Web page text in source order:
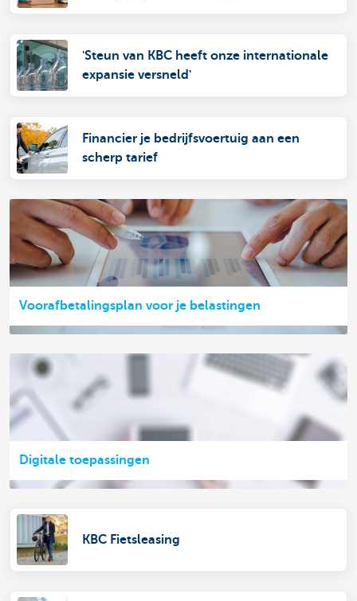
'Steun van KBC heeft onze internationale
expansie versneld'
Financier je bedrijfsvoertuig aan een
scherp tarief
Voorafbetalingsplan voor je belastingen
Digitale toepassingen
KBC Fietsleasing